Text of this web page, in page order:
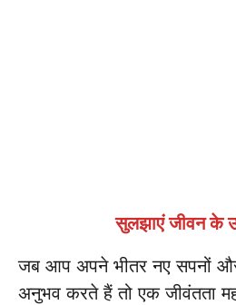
सुलझाएं जीवन के
जब आप अपने भीतर नए सपनों
अनुभव करते हैं तो एक जीवंतता